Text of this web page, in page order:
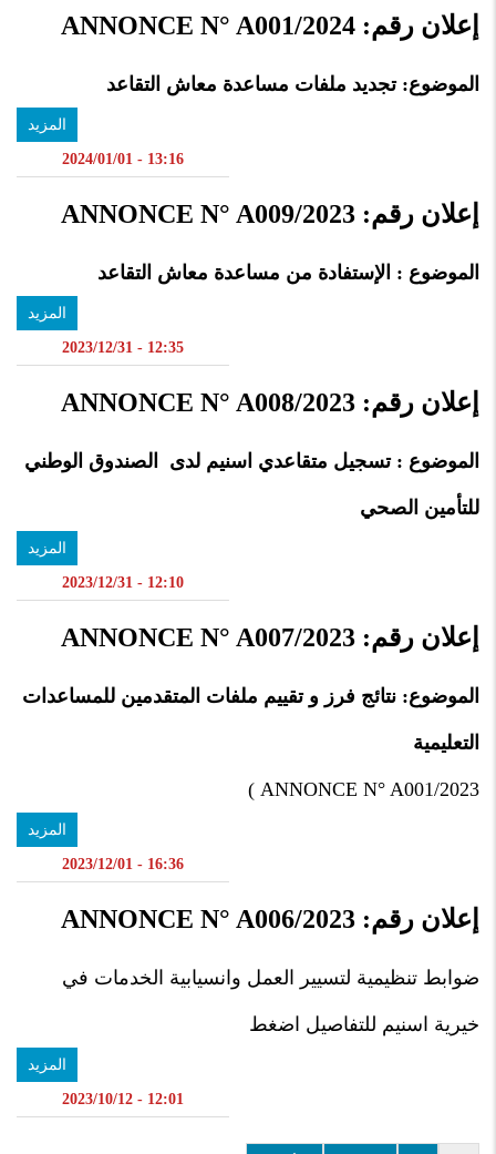
إعلان رقم: ANNONCE N° A001/2024
الموضوع: تجديد ملفات مساعدة معاش التقاعد
المزيد
13:16 - 2024/01/01
إعلان رقم: ANNONCE N° A009/2023
الموضوع : الإستفادة من مساعدة معاش التقاعد
المزيد
12:35 - 2023/12/31
إعلان رقم: ANNONCE N° A008/2023
الموضوع : تسجيل متقاعدي اسنيم لدى الصندوق الوطني
للتأمين الصحي
المزيد
12:10 - 2023/12/31
إعلان رقم: ANNONCE N° A007/2023
الموضوع: نتائج فرز و تقييم ملفات المتقدمين للمساعدات
التعليمية
ANNONCE N° A001/2023
)
المزيد
16:36 - 2023/12/01
إعلان رقم: ANNONCE N° A006/2023
ضوابط تنظيمية لتسيير العمل وانسيابية الخدمات في
خيرية اسنيم للتفاصيل اضغط
المزيد
12:01 - 2023/10/12